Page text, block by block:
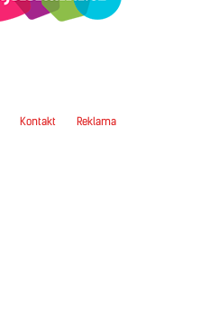
Kontakt Reklama